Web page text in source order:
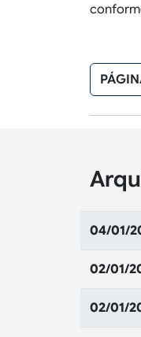
04/01/
02/01/
02/01/